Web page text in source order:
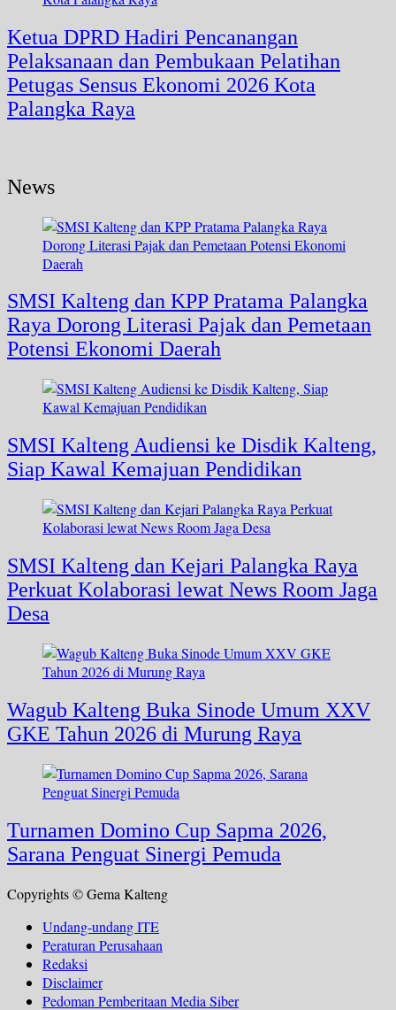
Ketua DPRD Hadiri Pencanangan
Pelaksanaan dan Pembukaan Pelatihan
Petugas Sensus Ekonomi 2026 Kota
Palangka Raya
News
SMSI Kalteng dan KPP Pratama Palangka
Raya Dorong Literasi Pajak dan Pemetaan
Potensi Ekonomi Daerah
SMSI Kalteng Audiensi ke Disdik Kalteng,
Siap Kawal Kemajuan Pendidikan
SMSI Kalteng dan Kejari Palangka Raya
Perkuat Kolaborasi lewat News Room Jaga
Desa
Wagub Kalteng Buka Sinode Umum XXV
GKE Tahun 2026 di Murung Raya
Turnamen Domino Cup Sapma 2026,
Sarana Penguat Sinergi Pemuda
Copyrights © Gema Kalteng
Undang-undang ITE
Peraturan Perusahaan
Redaksi
Disclaimer
Pedoman Pemberitaan Media Siber